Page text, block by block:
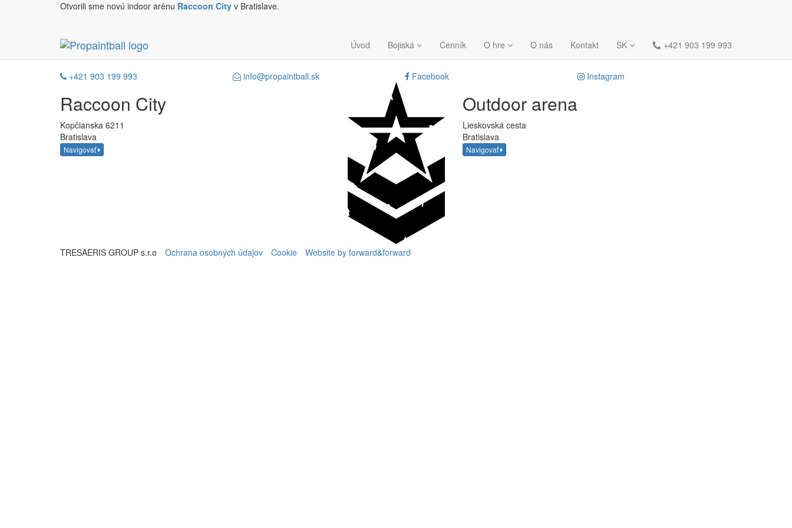
Otvorili sme novú indoor arénu Raccoon City v Bratislave.
Úvod Bojiská Cenník O hre O nás Kontakt SK +421 903 199 993
+421 903 199 993 info@propaintball.sk Facebook Instagram
Raccoon City
Kopčianska 6211
Bratislava
Navigovať
Outdoor arena
Lieskovská cesta
Bratislava
Navigovať
TRESAERIS GROUP s.r.o Ochrana osobných údajov Cookie Website by forward&forward